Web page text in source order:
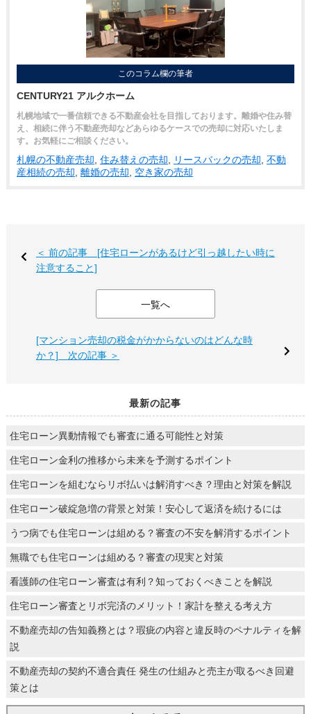
このコラム欄の筆者
CENTURY21 アルクホーム
札幌地域で一番信頼できる不動産会社を目指しております。離婚や住み替
え、相続に伴う不動産売却などあらゆるケースでの売却に対応いたしま
す。お気軽にご相談ください。
札幌の不動産売却 住み替えの売却 リースバックの売却 不動
産相続の売却 離婚の売却 空き家の売却
＜ 前の記事 [住宅ローンがあるけど引っ越したい時に
注意すること]
一覧へ
[マンション売却の税金がかからないのはどんな時
か？] 次の記事 ＞
最新の記事
住宅ローン異動情報でも審査に通る可能性と対策
住宅ローン金利の推移から未来を予測するポイント
住宅ローンを組むならリボ払いは解消すべき？理由と対策を解説
住宅ローン破綻急増の背景と対策！安心して返済を続けるには
うつ病でも住宅ローンは組める？審査の不安を解消するポイント
無職でも住宅ローンは組める？審査の現実と対策
看護師の住宅ローン審査は有利？知っておくべきことを解説
住宅ローン審査とリボ完済のメリット！家計を整える考え方
不動産売却の告知義務とは？瑕疵の内容と違反時のペナルティを解
説
不動産売却の契約不適合責任 発生の仕組みと売主が取るべき回避
策とは